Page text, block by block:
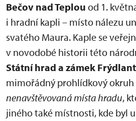
Bečov nad Teplou od 1.
i hradní kapli – místo nálezu
svatého Maura. Kaple se
v novodobé historii této
Státní hrad a zámek Frýdlant
mimořádný prohlídkový okruh
nenavštěvovaná místa hradu,
jiného také místnosti, kde byl